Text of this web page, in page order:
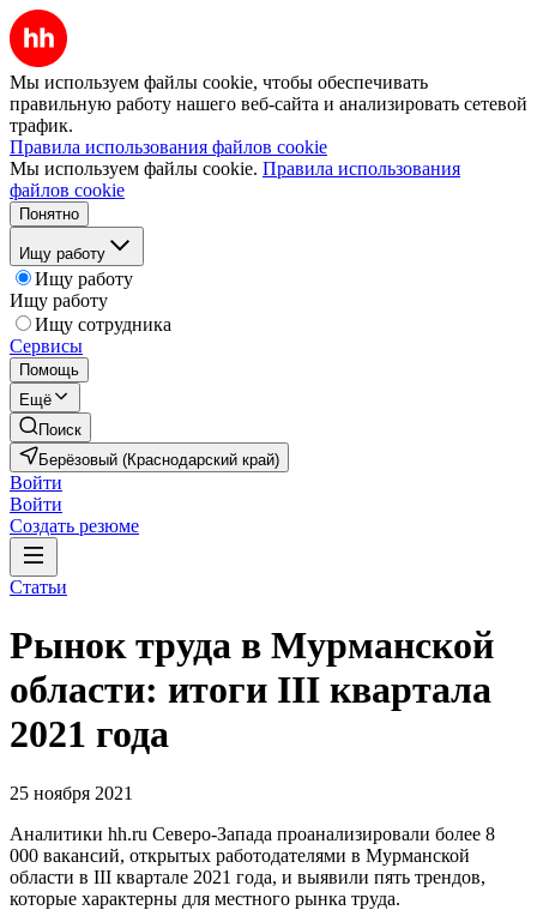
Мы используем файлы cookie, чтобы обеспечивать
правильную работу нашего веб-сайта и анализировать сетевой
трафик.
Правила использования файлов cookie
Мы используем файлы cookie. Правила использования
файлов cookie
Понятно
Ищу работу
Ищу работу
Ищу работу
Ищу сотрудника
Сервисы
Помощь
Ещё
Поиск
Берёзовый (Краснодарский край)
Войти
Войти
Создать резюме
Статьи
Рынок труда в Мурманской
области: итоги III квартала
2021 года
25 ноября 2021
Аналитики hh.ru Северо-Запада проанализировали более 8
000 вакансий, открытых работодателями в Мурманской
области в III квартале 2021 года, и выявили пять трендов,
которые характерны для местного рынка труда.